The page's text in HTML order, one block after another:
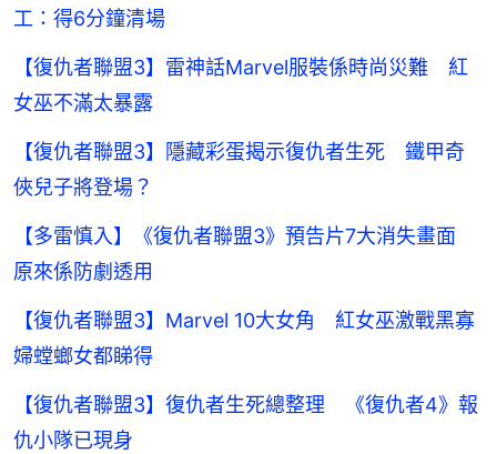
工：得6分鐘清場
【復仇者聯盟3】雷神話Marvel服裝係時尚災難 紅
女巫不滿太暴露
【復仇者聯盟3】隱藏彩蛋揭示復仇者生死 鐵甲奇
俠兒子將登場？
【多雷慎入】《復仇者聯盟3》預告片7大消失畫面
原來係防劇透用
【復仇者聯盟3】Marvel 10大女角 紅女巫激戰黑寡
婦螳螂女都睇得
【復仇者聯盟3】復仇者生死總整理 《復仇者4》報
仇小隊已現身